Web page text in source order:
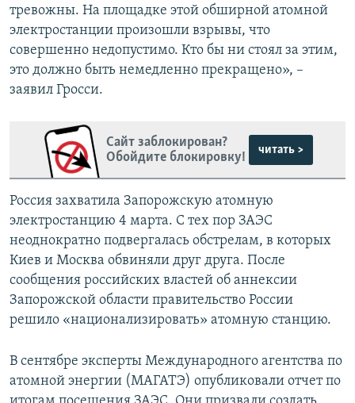
тревожны. На площадке этой обширной атомной
электростанции произошли взрывы, что
совершенно недопустимо. Кто бы ни стоял за этим,
это должно быть немедленно прекращено», –
заявил Гросси.
Сайт заблокирован?
Обойдите блокировку!
читать >
Россия захватила Запорожскую атомную
электростанцию 4 марта. С тех пор ЗАЭС
неоднократно подвергалась обстрелам, в которых
Киев и Москва обвиняли друг друга. После
сообщения российских властей об аннексии
Запорожской области правительство России
решило «национализировать» атомную станцию.
В сентябре эксперты Международного агентства по
атомной энергии (МАГАТЭ) опубликовали отчет по